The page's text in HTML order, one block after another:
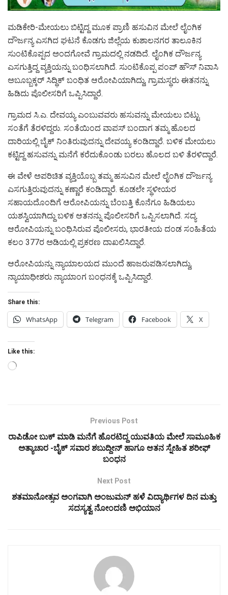
ಮಡಿಕೇರಿ-ಮೇಯಲು ಬಿಟ್ಟಿದ್ದ ಮೂಕ ಪ್ರಾಣಿ ಹಸುವಿನ ಮೇಲೆ ಲೈಂಗಿಕ
ದೌರ್ಜನ್ಯ ಎಸಗಿದ ಘಟನೆ ಕೊಡಗು ಜಿಲ್ಲೆಯ ಕುಶಾಲನಗರ ತಾಲೂಕಿನ
ಸುಂಟಿಕೊಪ್ಪದ ಅಂದಗೋವೆ ಗ್ರಾಮದಲ್ಲಿ ನಡದಿದೆ. ಲೈಂಗಿಕ ದೌರ್ಜನ್ಯ
ಎಸಗುತ್ತಿದ್ದ ವ್ಯಕ್ತಿಯನ್ನು ಬಂಧಿಸಲಾಗಿದೆ. ಸುಂಟಿಕೊಪ್ಪ ಪಂಪ್ ಹೌಸ್ ನಿವಾಸಿ
ಅಬೂಬ್ಬಕ್ಕರ್ ಸಿದ್ಧಿಕ್ ಬಂಧಿತ ಆರೋಪಿಯಾಗಿದ್ದು, ಗ್ರಾಮಸ್ಥರು ಈತನನ್ನು
ಹಿಡಿದು ಪೊಲೀಸರಿಗೆ ಒಪ್ಪಿಸಿದ್ದಾರೆ.
ಗ್ರಾಮದ ಸಿ.ಎ. ದೇವಯ್ಯ ಎಂಬುವವರು ಹಸುವನ್ನು ಮೇಯಲು ಬಿಟ್ಟು
ಸಂತೆಗೆ ತೆರಳಿದ್ದರು. ಸಂತೆಯಿಂದ ವಾಪಸ್ ಬಂದಾಗ ತಮ್ಮ ಹೊಲದ
ದಾರಿಯಲ್ಲಿ ಬೈಕ್ ನಿಂತಿರುವುದನ್ನು ದೇವಯ್ಯ ಕಂಡಿದ್ದಾರೆ. ಬಳಿಕ ಮೇಯಲು
ಕಟ್ಟಿದ್ದ ಹಸುವನ್ನು ಮನೆಗೆ ಕರೆದುಕೊಂಡು ಬರಲು ಹೊಲದ ಬಳಿ ತೆರಳಿದ್ದಾರೆ.
ಈ ವೇಳೆ ಅಪರಿಚಿತ ವ್ಯಕ್ತಿಯೊಬ್ಬ ತಮ್ಮ ಹಸುವಿನ ಮೇಲೆ ಲೈಂಗಿಕ ದೌರ್ಜನ್ಯ
ಎಸಗುತ್ತಿರುವುದನ್ನು ಕಣ್ಣಾರೆ ಕಂಡಿದ್ದಾರೆ. ಕೂಡಲೇ ಸ್ಥಳೀಯರ
ಸಹಾಯದೊಂದಿಗೆ ಆರೋಪಿಯನ್ನು ಬೆಂಬತ್ತಿ ಕೊನೆಗೂ ಹಿಡಿಯಲು
ಯಶಸ್ವಿಯಾಗಿದ್ದು ಬಳಿಕ ಆತನನ್ನು ಪೊಲೀಸರಿಗೆ ಒಪ್ಪಿಸಲಾಗಿದೆ. ಸದ್ಯ
ಆರೋಪಿಯನ್ನು ಬಂಧಿಸಿರುವ ಪೊಲೀಸರು, ಭಾರತೀಯ ದಂಡ ಸಂಹಿತೆಯ
ಕಲಂ 377ರ ಅಡಿಯಲ್ಲಿ ಪ್ರಕರಣ ದಾಖಲಿಸಿದ್ದಾರೆ.
ಆರೋಪಿಯನ್ನು ನ್ಯಾಯಾಲಯದ ಮುಂದೆ ಹಾಜರುಪಡಿಸಲಾಗಿದ್ದು,
ನ್ಯಾಯಾಧೀಶರು ನ್ಯಾಯಾಂಗ ಬಂಧನಕ್ಕೆ ಒಪ್ಪಿಸಿದ್ದಾರೆ.
Share this:
WhatsApp Telegram Facebook X
Like this:
Loading…
Previous Post
ರಾಪಿಡೋ ಬುಕ್ ಮಾಡಿ ಮನೆಗೆ ಹೊರಟಿದ್ದ ಯುವತಿಯ ಮೇಲೆ ಸಾಮೂಹಿಕ
ಅತ್ಯಾಚಾರ -ಬೈಕ್ ಸವಾರ ಶಬುದ್ದೀನ್ ಹಾಗೂ ಆತನ ಸ್ನೇಹಿತ ಶರೀಫ್
ಬಂಧನ
Next Post
ಶತಮಾನೋತ್ಸವ ಅಂಗವಾಗಿ ಅಂಜುಮನ್ ಹಳೆ ವಿದ್ಯಾರ್ಥಿಗಳ ದಿನ ಮತ್ತು
ಸದಸ್ಯತ್ವ ನೋಂದಣಿ ಅಭಿಯಾನ